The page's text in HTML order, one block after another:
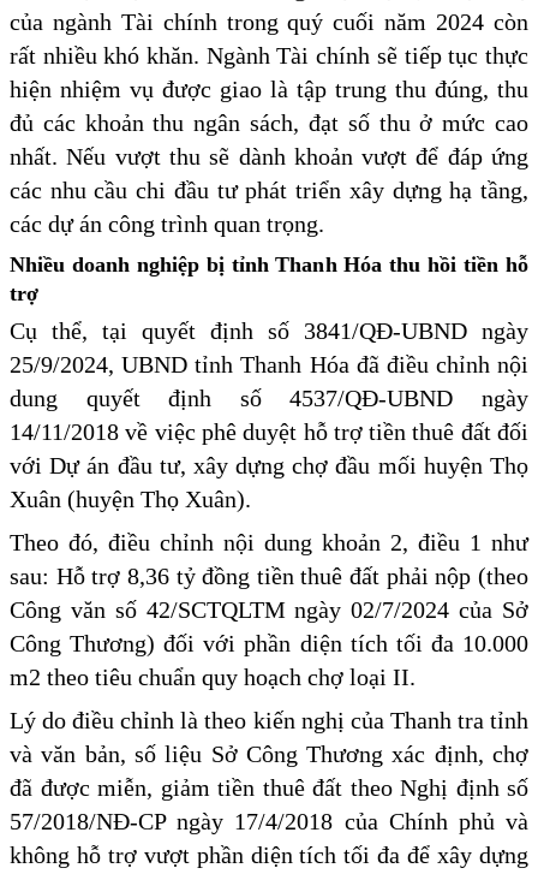
của ngành Tài chính trong quý cuối năm 2024 còn
rất nhiều khó khăn. Ngành Tài chính sẽ tiếp tục thực
hiện nhiệm vụ được giao là tập trung thu đúng, thu
đủ các khoản thu ngân sách, đạt số thu ở mức cao
nhất. Nếu vượt thu sẽ dành khoản vượt để đáp ứng
các nhu cầu chi đầu tư phát triển xây dựng hạ tầng,
các dự án công trình quan trọng.
Nhiều doanh nghiệp bị tỉnh Thanh Hóa thu hồi tiền hỗ
trợ
Cụ thể, tại quyết định số 3841/QĐ-UBND ngày
25/9/2024, UBND tỉnh Thanh Hóa đã điều chỉnh nội
dung quyết định số 4537/QĐ-UBND ngày
14/11/2018 về việc phê duyệt hỗ trợ tiền thuê đất đối
với Dự án đầu tư, xây dựng chợ đầu mối huyện Thọ
Xuân (huyện Thọ Xuân).
Theo đó, điều chỉnh nội dung khoản 2, điều 1 như
sau: Hỗ trợ 8,36 tỷ đồng tiền thuê đất phải nộp (theo
Công văn số 42/SCTQLTM ngày 02/7/2024 của Sở
Công Thương) đối với phần diện tích tối đa 10.000
m2 theo tiêu chuẩn quy hoạch chợ loại II.
Lý do điều chỉnh là theo kiến nghị của Thanh tra tỉnh
và văn bản, số liệu Sở Công Thương xác định, chợ
đã được miễn, giảm tiền thuê đất theo Nghị định số
57/2018/NĐ-CP ngày 17/4/2018 của Chính phủ và
không hỗ trợ vượt phần diện tích tối đa để xây dựng